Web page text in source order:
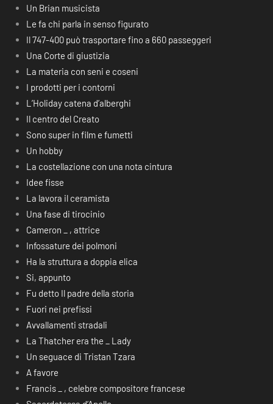
Un Brian musicista
Le fa chi parla in senso figurato
Il 747-400 può trasportare fino a 660 passeggeri
Una Corte di giustizia
La materia con seni e coseni
I prodotti per i contorni
L’Holiday catena d’alberghi
Il centro del Creato
Sono super in film e fumetti
Un hobby
La costellazione con una nota cintura
Idee fisse
La lavora il ceramista
Una fase di tirocinio
Cameron _ , attrice
Infossature dei polmoni
Ha la struttura a doppia elica
Si, appunto
Fu detto Il padre della storia
Fuori nei prefissi
Avvallamenti stradali
La Thatcher era the _ Lady
Un seguace di Tristan Tzara
A favore
Francis _ , celebre compositore francese